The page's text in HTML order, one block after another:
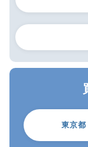
東京都